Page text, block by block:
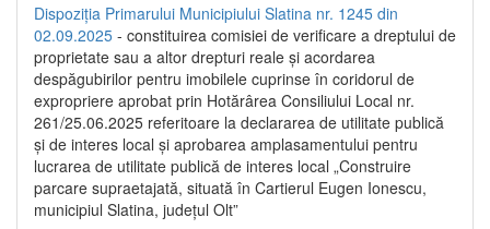
Dispoziția Primarului Municipiului Slatina nr. 1245 din
02.09.2025 - constituirea comisiei de verificare a dreptului de
proprietate sau a altor drepturi reale și acordarea
despăgubirilor pentru imobilele cuprinse în coridorul de
expropriere aprobat prin Hotărârea Consiliului Local nr.
261/25.06.2025 referitoare la declararea de utilitate publică
și de interes local și aprobarea amplasamentului pentru
lucrarea de utilitate publică de interes local „Construire
parcare supraetajată, situată în Cartierul Eugen Ionescu,
municipiul Slatina, județul Olt”